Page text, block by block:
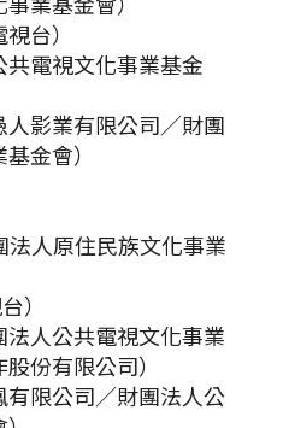
台）
電視文化事業基金
影業有限公司／財團
金會）
人原住民族文化事業
）
人公共電視文化事業
份有限公司）
限公司／財團法人公